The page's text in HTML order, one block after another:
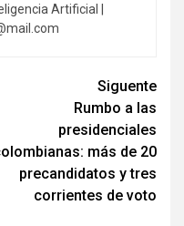
Artificial |
Siguente
Rumbo a las
presidenciales
más de 20
precandidatos y tres
corrientes de voto